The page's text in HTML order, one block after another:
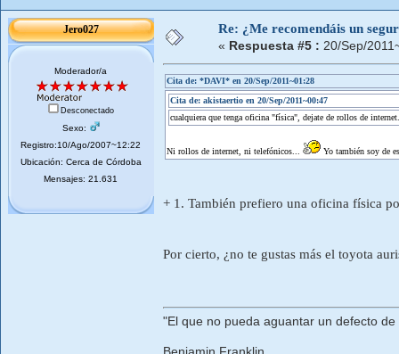
Jero027
Moderador/a
Desconectado
Sexo:
Registro:10/Ago/2007~12:22
Ubicación: Cerca de Córdoba
Mensajes: 21.631
Re: ¿Me recomendáis un
« Respuesta #5 : 20/Sep/
Cita de: *DAVI* en 20/Sep/2011~01:28
Cita de: akistaertio en 20/Sep/2011~00:47
cualquiera que tenga oficina "física", dejate de rollos de
Ni rollos de internet, ni telefónicos... Yo también soy de
+ 1. También prefiero una oficina física
Por cierto, ¿no te gustas más el toyota
"El que no pueda aguantar un defecto